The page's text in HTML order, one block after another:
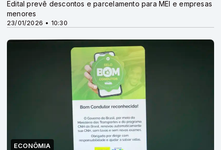
23/01/2026 • 10:30
Edital prevê descontos e parcelamento para MEI e empresas
menores
ECONÔMIA